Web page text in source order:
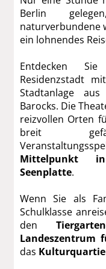
Berlin
naturverbundene
ein lohnendes
Entdecken
Residenzstadt
Stadtanlage
Barocks. Die
reizvollen Orten
breit
Mittelpunkt
Seenplatte.
Wenn Sie als
Schulklasse
den
Landeszentrum
das